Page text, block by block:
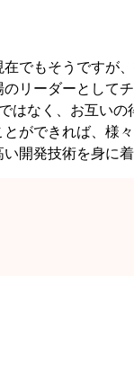
でもそうですが
リーダーとして
はなく、お互いの
ができれば、様
開発技術を身に